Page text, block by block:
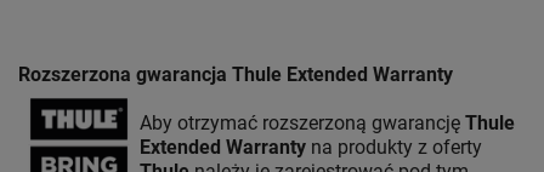
Rozszerzona gwarancja Thule Extended Warranty
Aby otrzymać rozszerzoną gwarancję Thule
Extended Warranty na produkty z oferty